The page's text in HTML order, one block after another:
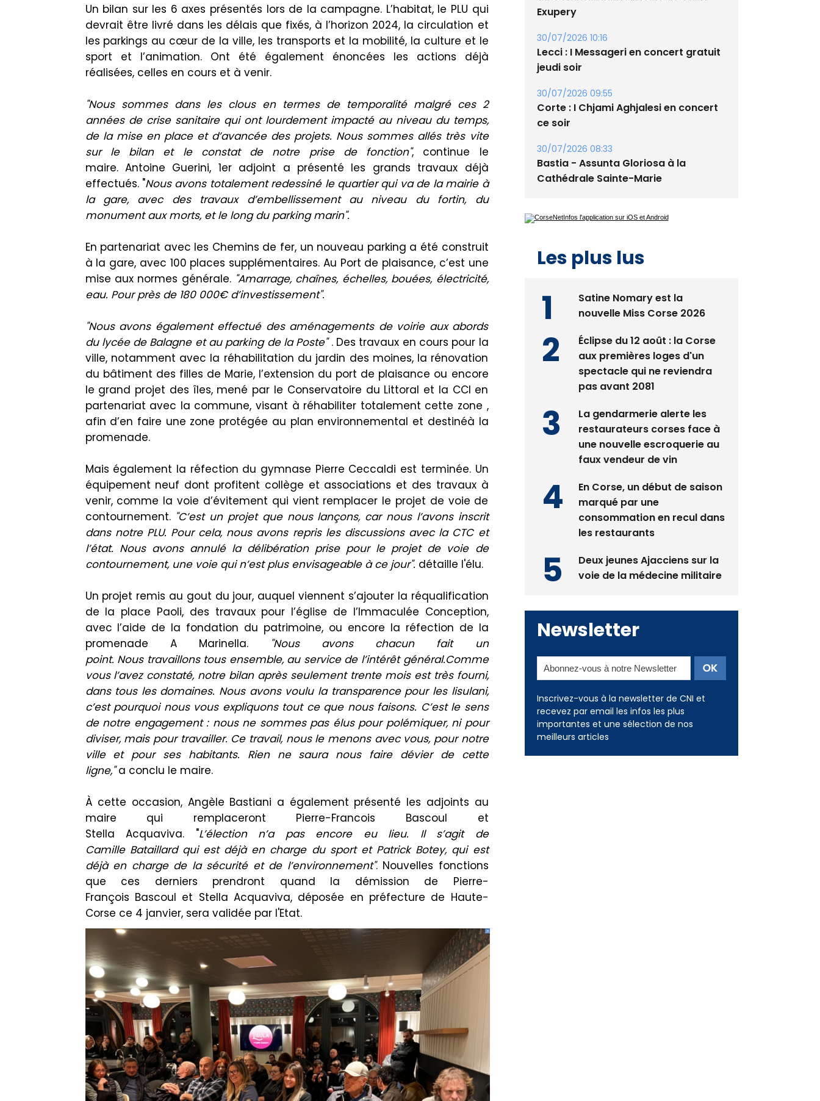
Un bilan sur les 6 axes présentés lors de la campagne. L’habitat, le PLU qui
devrait être livré dans les délais que fixés, à l’horizon 2024, la circulation et
les parkings au cœur de la ville, les transports et la mobilité, la culture et le
sport et l’animation.
Ont été également énoncées les actions déjà
réalisées, celles en cours et à venir.
"Nous sommes dans les clous en termes detemporalité malgré ces2
années de crise sanitaire qui ont lourdement impacté au niveau dutemps,
de la mise en place et d’avancée des projets. Nous sommes allés très vite
sur le bilan et le constat de notre prise de fonction", continue le
maire. Antoine Guerini, 1er adjoint a présenté les grands travaux déjà
effectués. "Nous avons totalement redessiné le quartierqui va de la mairie à
la gare, avec des travaux d’embellissement au niveau du fortin, du
monument aux morts, et le long du parkingmarin".
En partenariat avec les Chemins de fer, un nouveau parking a été construit
à la gare, avec 100 places supplémentaires. Au Port de plaisance, c’est une
mise aux normes générale. "Amarrage, chaînes, échelles, bouées, électricité,
eau. Pour près de 180 000€ d’investissement".
"Nous avons également effectué des aménagements de voirie aux abords
du lycée de Balagne et au parkingde la Poste". Des travaux en cours pour la
ville, notamment avec la réhabilitation du jardin des moines, la rénovation
du bâtiment des filles de Marie, l’extension du port de plaisance ou encore
le grand projet des îles, mené par le Conservatoire du Littoral et la CCI en
partenariat avec la commune, visant à réhabiliter totalement cette zone ,
afin d’en faire une zone protégée au plan environnemental et destinéà la
promenade.
Mais également la réfection du gymnase Pierre Ceccaldi est terminée. Un
équipement neuf dont profitent collège et associations et des travaux à
venir, comme la voie d’évitement qui vient remplacer le projet de voie de
contournement. "C’est un projet que nous lançons, car nous l’avons inscrit
dans notre PLU. Pour cela, nous avons repris les discussions avec la CTCet
l’état. Nous avons annulé la délibération prise pour le projet de voie de
contournement, une voie qui n’est plus envisageable à ce jour". détaille l'élu.
Un projet remis au gout du jour, auquel viennent s’ajouter la réqualification
de la place Paoli, des travaux pour l’église de l’Immaculée Conception,
avec l’aide de la fondation du patrimoine, ou encore la réfection de la
promenade A Marinella.
"Nous avons chacun fait un
point. Nous travaillonstous ensemble, au service de l’intérêt général.Comme
vous l’avez constaté, notre bilan après seulement trente mois est très fourni,
dans tous les domaines. Nous avons voulu la transparence pour les lisulani,
c’est pourquoi nous vous expliquons tout ce que nous faisons. C’est le sens
de notre engagement : nous ne sommes pas élus pour polémiquer, ni pour
diviser, mais pour travailler. Ce travail, nous le menons avec vous, pour notre
ville et pour ses habitants.
Rien ne saura nous faire dévier de cette
ligne,"a conclu le maire.
À cette occasion, Angèle Bastiani a également présenté les adjoints au
maire qui remplaceront Pierre-Francois Bascoul et
Stella Acquaviva. "L’élection n’a pas encore eu lieu.
Il s’agit de
Camille Bataillardqui est déjà en chargedu sport et Patrick Botey, qui est
déjà en chargede la sécurité et de l’environnement". Nouvelles fonctions
que ces derniers prendront quand la démission de Pierre-
François Bascoul et Stella Acquaviva, déposée en préfecture de Haute-
Corse ce 4 janvier, sera validée par l'Etat.
30/07/2026 10:16
Lecci : I Messageri en concert gratuit
jeudi soir
30/07/2026 09:55
Corte : I Chjami Aghjalesi en concert
ce soir
30/07/2026 08:33
Cathédrale Sainte-Marie
Les plus lus
Satine Nomary est la
Éclipse du 12 août : la Corse
spectacle qui ne reviendra
pas avant 2081
La gendarmerie alerte les
une nouvelle escroquerie au
faux vendeur de vin
En Corse, un début de saison
consommation en recul dans
les restaurants
Deux jeunes Ajacciens sur la
Inscrivez-vous à la newsletter de CNI et
recevez par email les infos les plus
importantes et une sélection de nos